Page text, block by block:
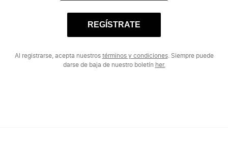
REGÍSTRATE
Al registrarse, acepta nuestros términos y condiciones. Siempre puede
darse de baja de nuestro boletín her.